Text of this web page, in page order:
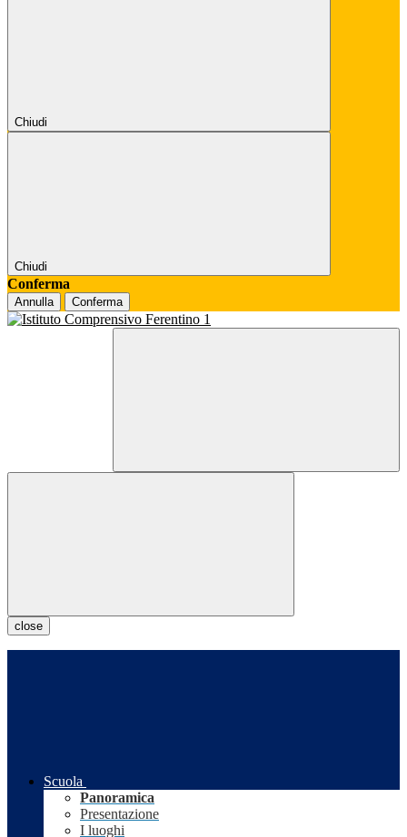
Chiudi
Chiudi
Conferma
Annulla Conferma
close
Scuola
Panoramica
Presentazione
I luoghi